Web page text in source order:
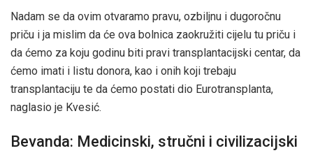
Nadam se da ovim otvaramo pravu, ozbiljnu i dugoročnu
priču i ja mislim da će ova bolnica zaokružiti cijelu tu priču i
da ćemo za koju godinu biti pravi transplantacijski centar, da
ćemo imati i listu donora, kao i onih koji trebaju
transplantaciju te da ćemo postati dio Eurotransplanta,
naglasio je Kvesić.
Bevanda: Medicinski, stručni i civilizacijski